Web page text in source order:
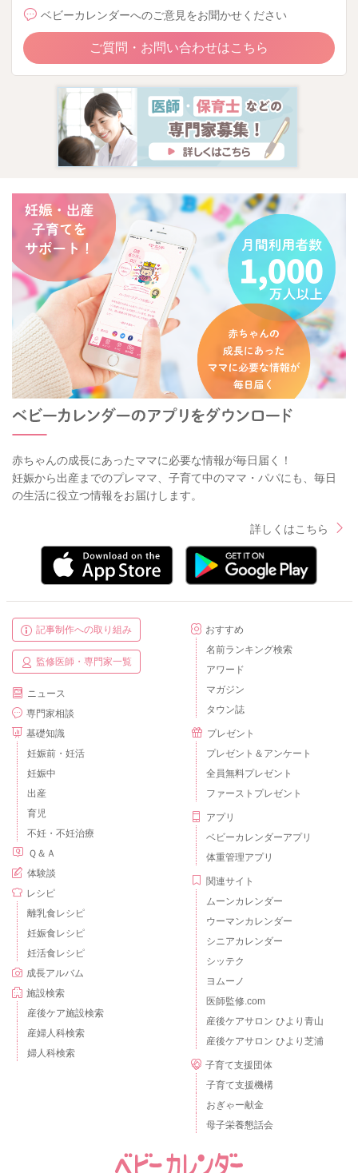
ベビーカレンダーへのご意見をお聞かせください
ご質問・お問い合わせはこちら
赤ちゃんの成長にあったママに必要な情報が毎日届く！
妊娠から出産までのプレママ、子育て中のママ・パパにも、毎日
の生活に役立つ情報をお届けします。
詳しくはこちら
記事制作への取り組み
監修医師・専門家一覧
ニュース
専門家相談
基礎知識
妊娠前・妊活
妊娠中
出産
育児
不妊・不妊治療
Ｑ＆Ａ
体験談
レシピ
離乳食レシピ
妊娠食レシピ
妊活食レシピ
成長アルバム
施設検索
産後ケア施設検索
産婦人科検索
婦人科検索
おすすめ
名前ランキング検索
アワード
マガジン
タウン誌
プレゼント
プレゼント＆アンケート
全員無料プレゼント
ファーストプレゼント
アプリ
ベビーカレンダーアプリ
体重管理アプリ
関連サイト
ムーンカレンダー
ウーマンカレンダー
シニアカレンダー
シッテク
ヨムーノ
医師監修.com
産後ケアサロン ひより青山
産後ケアサロン ひより芝浦
子育て支援団体
子育て支援機構
おぎゃー献金
母子栄養懇話会